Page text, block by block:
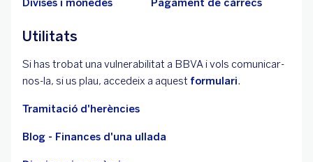
Divises i monedes
Pagament de càrrecs
Utilitats
Si has trobat una vulnerabilitat a BBVA i vols comunicar-
nos-la, si us plau, accedeix a aquest formulari.
Tramitació d'herències
Blog - Finances d'una ullada